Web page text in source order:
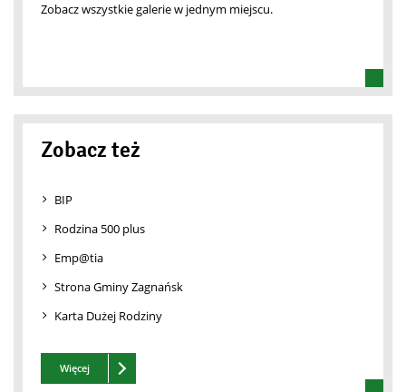
Zobacz wszystkie galerie w jednym miejscu.
Zobacz też
BIP
Rodzina 500 plus
Emp@tia
Strona Gminy Zagnańsk
Karta Dużej Rodziny
WięcejZobacz też